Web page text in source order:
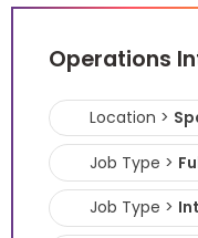
Operations
Location >
Job Type >
Job Type >